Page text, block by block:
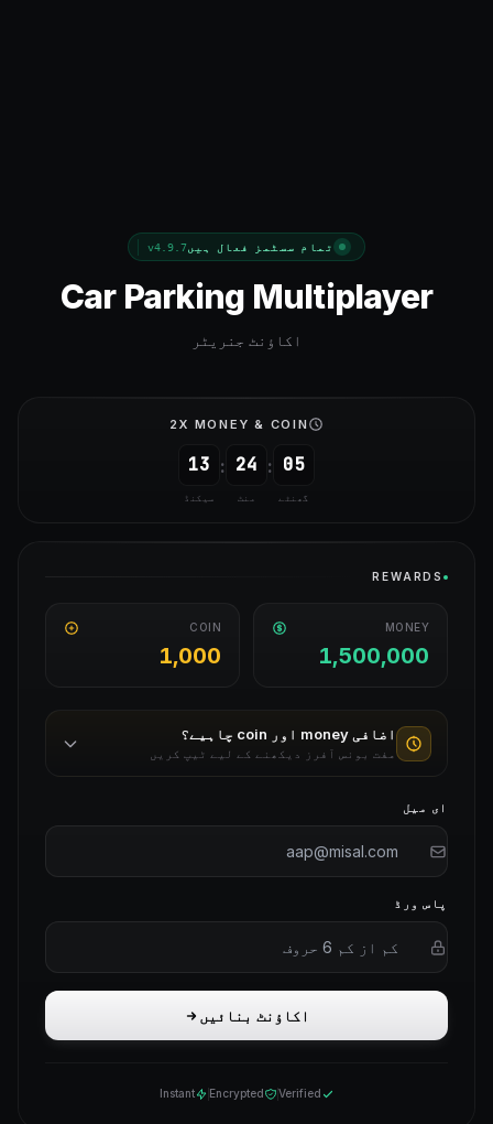
تمام سسٹمز فعال ہیںv4.9.7
Car Parking Multiplayer
اکاؤنٹ جنریٹر
2X MONEY & COIN
05
گھنٹے
:
24
منٹ
:
13
سیکنڈ
REWARDS
MONEY
1,500,000
COIN
1,000
اضافی money اور coin چاہیے؟
مفت بونس آفرز دیکھنے کے لیے ٹیپ کریں
بونس حاصل کرنے کے لیے @ranteyglobal میں شامل ہوں
Instagram پر ہمیں فالو کریں
+250
ای میل
پاس ورڈ
اکاؤنٹ بنائیں
Verified
Encrypted
Instant